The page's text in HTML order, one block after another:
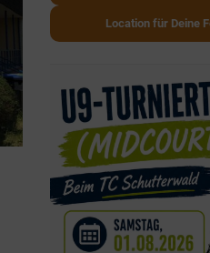
Location für Deine